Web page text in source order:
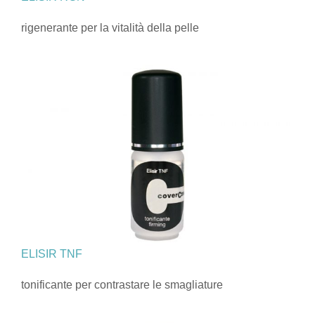
rigenerante per la vitalità della pelle
ELISIR TNF
tonificante per contrastare le smagliature